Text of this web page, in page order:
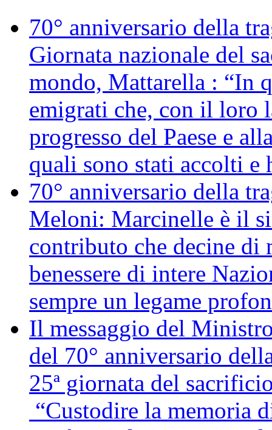
70° anniversario della
Giornata nazionale del
mondo, Mattarella : “In
emigrati che, con il loro
progresso del Paese e
quali sono stati accolti e
70° anniversario della
Meloni: Marcinelle è il
contributo che decine
benessere di intere
sempre un legame
Il messaggio del
del 70° anniversario
25ª giornata del
“Custodire la memoria